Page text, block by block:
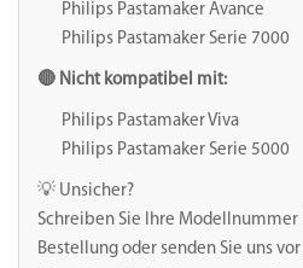
Philips Pastamaker Avance
Philips Pastamaker Serie 7000
🔴 Nicht kompatibel mit:
Philips Pastamaker Viva
Philips Pastamaker Serie 5000
💡 Unsicher?
Schreiben Sie Ihre
Bestellung oder senden Sie uns